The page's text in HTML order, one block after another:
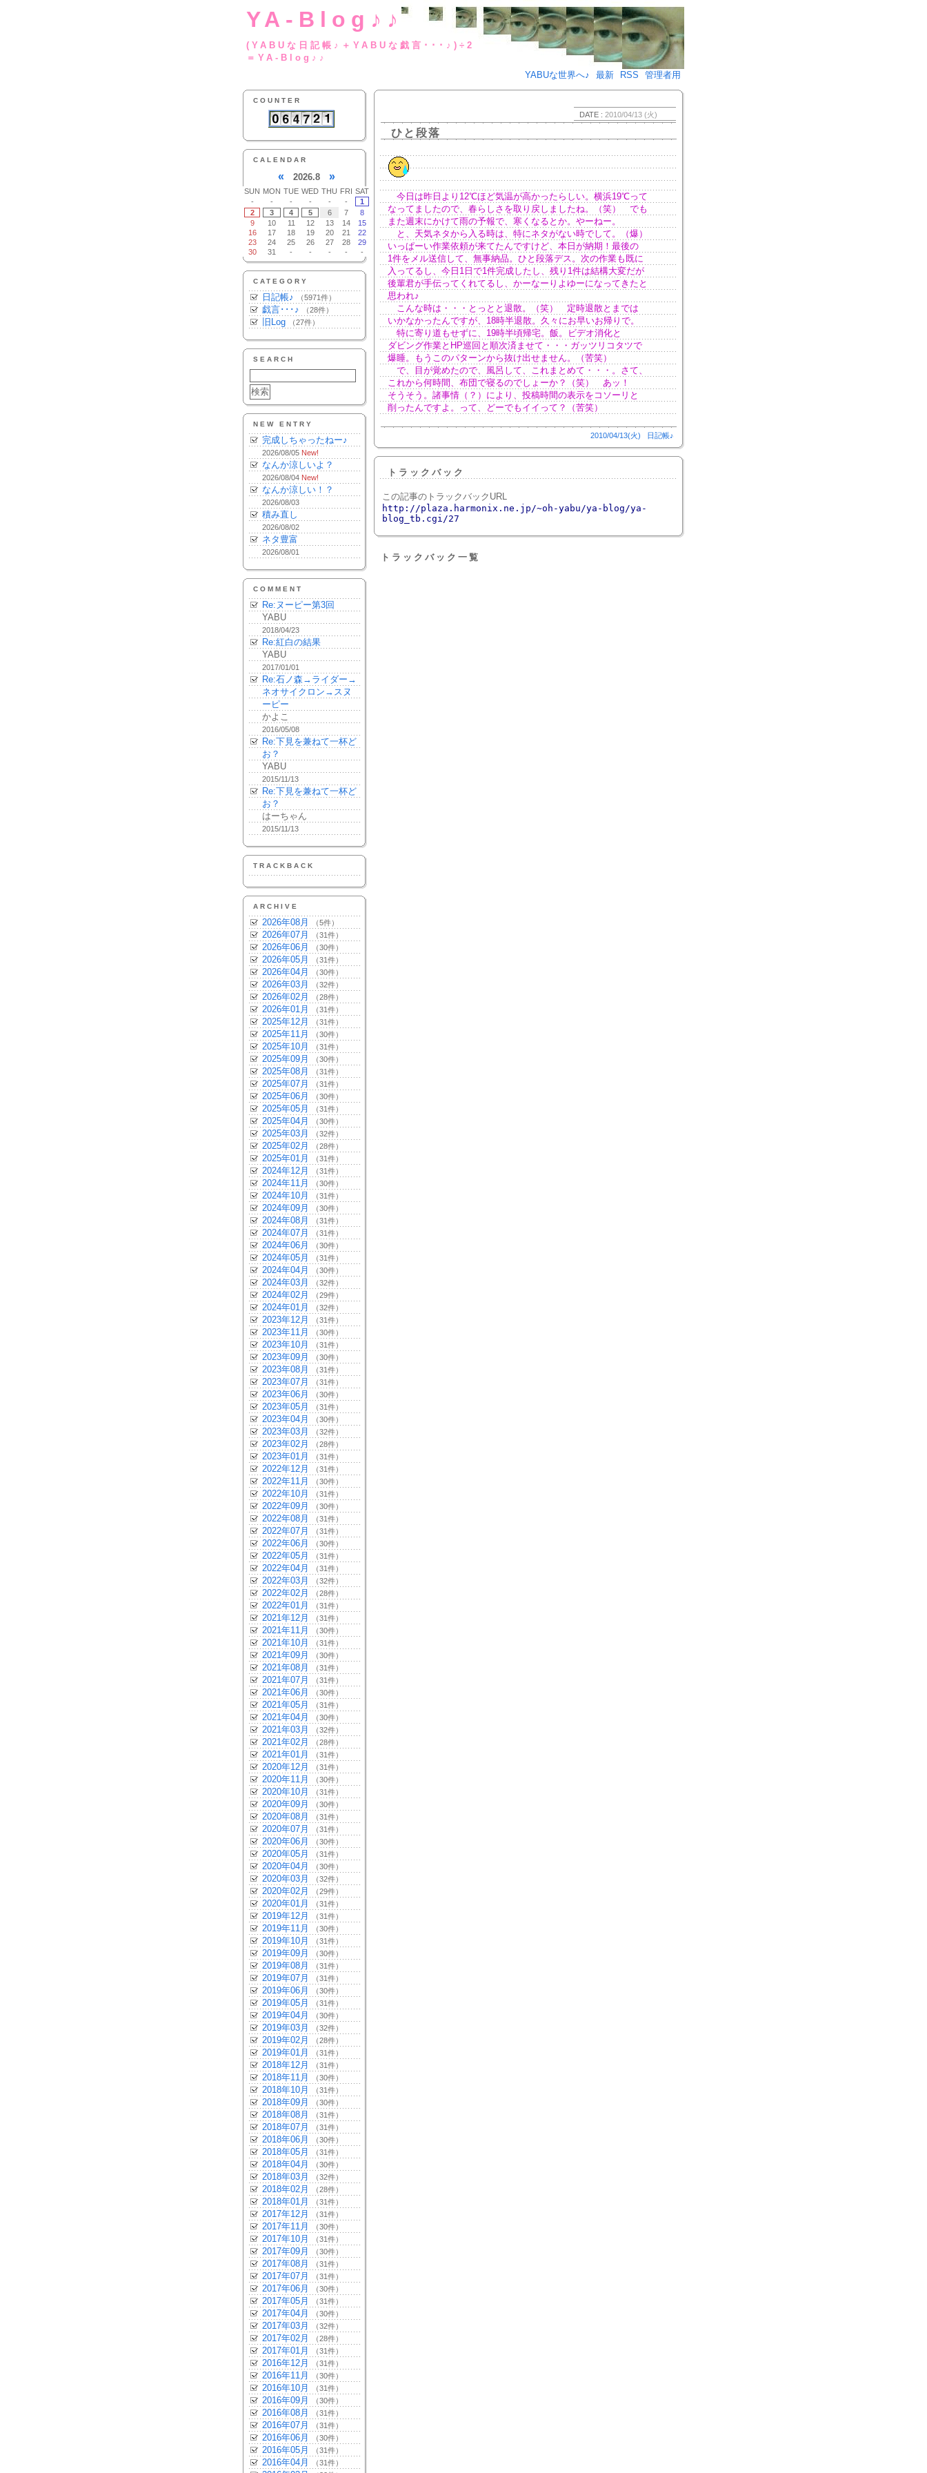
YA-Blog♪♪
(YABUな日記帳♪＋YABUな戯言･･･♪)÷2
＝YA-Blog♪♪
YABUな世界へ♪
最新 RSS 管理者用
COUNTER
CALENDAR
« 2026.8 »
SUN MON TUE WED THU FRI SAT
-
- - - - -
1
2
3 4 5 6 7
8
9
10 11 12 13 14
15
16
17 18 19 20 21
22
23
24 25 26 27 28
29
30
31 - - - - -
CATEGORY
日記帳♪ （5971件）
戯言･･･♪ （28件）
旧Log （27件）
SEARCH
NEW ENTRY
完成しちゃったねー♪
2026/08/05 New!
なんか涼しいよ？
2026/08/04 New!
なんか涼しい！？
2026/08/03
積み直し
2026/08/02
ネタ豊富
2026/08/01
COMMENT
Re:ヌーピー第3回
YABU
2018/04/23
Re:紅白の結果
YABU
2017/01/01
Re:石ノ森→ライダー→
ネオサイクロン→スヌ
ーピー
かよこ
2016/05/08
Re:下見を兼ねて一杯ど
お？
YABU
2015/11/13
Re:下見を兼ねて一杯ど
お？
はーちゃん
2015/11/13
TRACKBACK
ARCHIVE
2026年08月 （5件）
2026年07月 （31件）
2026年06月 （30件）
2026年05月 （31件）
2026年04月 （30件）
2026年03月 （32件）
2026年02月 （28件）
2026年01月 （31件）
2025年12月 （31件）
2025年11月 （30件）
2025年10月 （31件）
2025年09月 （30件）
2025年08月 （31件）
2025年07月 （31件）
2025年06月 （30件）
2025年05月 （31件）
2025年04月 （30件）
2025年03月 （32件）
2025年02月 （28件）
2025年01月 （31件）
2024年12月 （31件）
2024年11月 （30件）
2024年10月 （31件）
2024年09月 （30件）
2024年08月 （31件）
2024年07月 （31件）
2024年06月 （30件）
2024年05月 （31件）
2024年04月 （30件）
2024年03月 （32件）
2024年02月 （29件）
2024年01月 （32件）
2023年12月 （31件）
2023年11月 （30件）
2023年10月 （31件）
2023年09月 （30件）
2023年08月 （31件）
2023年07月 （31件）
2023年06月 （30件）
2023年05月 （31件）
2023年04月 （30件）
2023年03月 （32件）
2023年02月 （28件）
2023年01月 （31件）
2022年12月 （31件）
2022年11月 （30件）
2022年10月 （31件）
2022年09月 （30件）
2022年08月 （31件）
2022年07月 （31件）
2022年06月 （30件）
2022年05月 （31件）
2022年04月 （31件）
2022年03月 （32件）
2022年02月 （28件）
2022年01月 （31件）
2021年12月 （31件）
2021年11月 （30件）
2021年10月 （31件）
2021年09月 （30件）
2021年08月 （31件）
2021年07月 （31件）
2021年06月 （30件）
2021年05月 （31件）
2021年04月 （30件）
2021年03月 （32件）
2021年02月 （28件）
2021年01月 （31件）
2020年12月 （31件）
2020年11月 （30件）
2020年10月 （31件）
2020年09月 （30件）
2020年08月 （31件）
2020年07月 （31件）
2020年06月 （30件）
2020年05月 （31件）
2020年04月 （30件）
2020年03月 （32件）
2020年02月 （29件）
2020年01月 （31件）
2019年12月 （31件）
2019年11月 （30件）
2019年10月 （31件）
2019年09月 （30件）
2019年08月 （31件）
2019年07月 （31件）
2019年06月 （30件）
2019年05月 （31件）
2019年04月 （30件）
2019年03月 （32件）
2019年02月 （28件）
2019年01月 （31件）
2018年12月 （31件）
2018年11月 （30件）
2018年10月 （31件）
2018年09月 （30件）
2018年08月 （31件）
2018年07月 （31件）
2018年06月 （30件）
2018年05月 （31件）
2018年04月 （30件）
2018年03月 （32件）
2018年02月 （28件）
2018年01月 （31件）
2017年12月 （31件）
2017年11月 （30件）
2017年10月 （31件）
2017年09月 （30件）
2017年08月 （31件）
2017年07月 （31件）
2017年06月 （30件）
2017年05月 （31件）
2017年04月 （30件）
2017年03月 （32件）
2017年02月 （28件）
2017年01月 （31件）
2016年12月 （31件）
2016年11月 （30件）
2016年10月 （31件）
2016年09月 （30件）
2016年08月 （31件）
2016年07月 （31件）
2016年06月 （30件）
2016年05月 （31件）
2016年04月 （31件）
DATE : 2010/04/13 (火)
ひと段落
今日は昨日より12℃ほど気温が高かったらしい。横浜19℃って
なってましたので、春らしさを取り戻しましたね。（笑） でも
また週末にかけて雨の予報で、寒くなるとか。やーねー。
と、天気ネタから入る時は、特にネタがない時でして。（爆）
いっぱーい作業依頼が来てたんですけど、本日が納期！最後の
1件をメル送信して、無事納品。ひと段落デス。次の作業も既に
入ってるし、今日1日で1件完成したし、残り1件は結構大変だが
後輩君が手伝ってくれてるし、かーなーりよゆーになってきたと
思われ♪
こんな時は・・・とっとと退散。（笑） 定時退散とまでは
いかなかったんですが、18時半退散。久々にお早いお帰りで。
特に寄り道もせずに、19時半頃帰宅。飯。ビデオ消化と
ダビング作業とHP巡回と順次済ませて・・・ガッツリコタツで
爆睡。もうこのパターンから抜け出せません。（苦笑）
で、目が覚めたので、風呂して、これまとめて・・・。さて、
これから何時間、布団で寝るのでしょーか？（笑） あッ！
そうそう。諸事情（？）により、投稿時間の表示をコソーリと
削ったんですよ。って、どーでもイイって？（苦笑）
2010/04/13(火) 日記帳♪
トラックバック
この記事のトラックバックURL
http://plaza.harmonix.ne.jp/~oh-yabu/ya-blog/ya-
blog_tb.cgi/27
トラックバック一覧